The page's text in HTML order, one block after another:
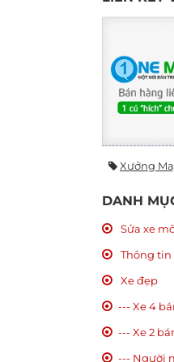
Xưởng
DANH
Sửa xe
Thông tin
Xe đẹp
--- Xe 4
--- Xe 2
--- Người